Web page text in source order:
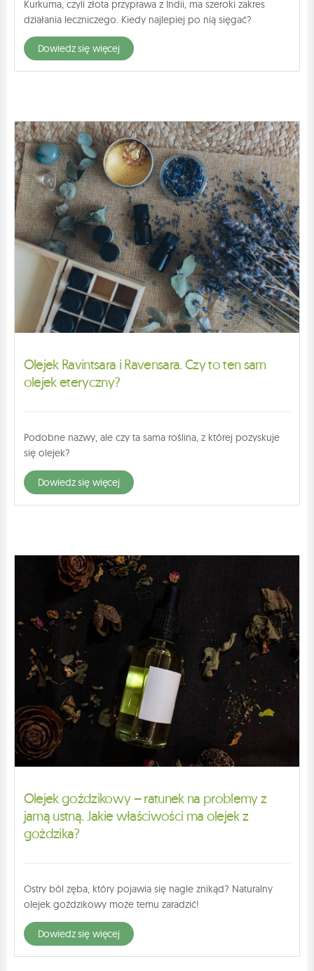
Kurkuma, czyli złota przyprawa z Indii, ma szeroki zakres
działania leczniczego. Kiedy najlepiej po nią sięgać?
dowiedz się więcej
Olejek Ravintsara i Ravensara. Czy to ten sam
olejek eteryczny?
Podobne nazwy, ale czy ta sama roślina, z której pozyskuje
się olejek?
dowiedz się więcej
Olejek goździkowy – ratunek na problemy z
jamą ustną. Jakie właściwości ma olejek z
goździka?
Ostry ból zęba, który pojawia się nagle znikąd? Naturalny
olejek goździkowy może temu zaradzić!
dowiedz się więcej